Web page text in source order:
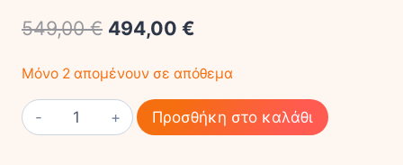
549,00€ 494,00 €
Μόνο 2 απομένουν σε απόθεμα
Trixie
Τουαλέτα
Προσθήκη στο καλάθι